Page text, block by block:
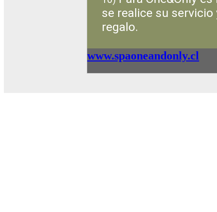
se realice su
regalo.
www.spaoneandonly.cl